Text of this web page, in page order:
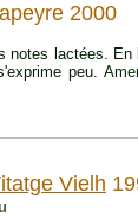
2000
notes lactées.
peu.
Vielh